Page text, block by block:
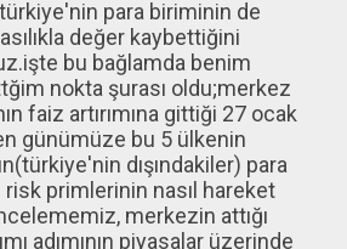
para biriminin de
değer kaybettiğini
bu bağlamda benim
nokta şurası oldu;merkez
faiz artırımına gittiği 27 ocak
günümüze bu 5 ülkenin
dışındakiler) para
risk primlerinin nasıl hareket
merkezin attığı
adımının piyasalar üzerinde